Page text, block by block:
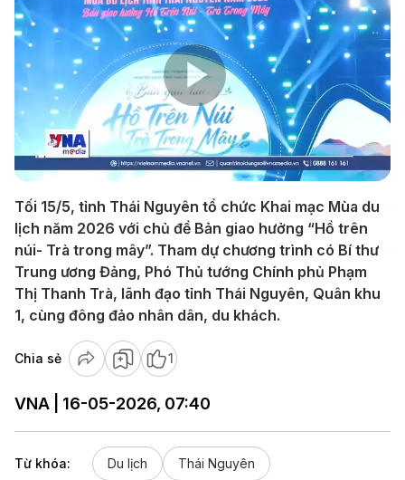
Play
Video
Tối 15/5, tỉnh Thái Nguyên tổ chức Khai mạc Mùa du
lịch năm 2026 với chủ đề Bản giao hưởng “Hồ trên
núi- Trà trong mây”. Tham dự chương trình có Bí thư
Trung ương Đảng, Phó Thủ tướng Chính phủ Phạm
Thị Thanh Trà, lãnh đạo tỉnh Thái Nguyên, Quân khu
1, cùng đông đảo nhân dân, du khách.
Chia sẻ 1
VNA | 16-05-2026, 07:40
Từ khóa: Du lịch Thái Nguyên